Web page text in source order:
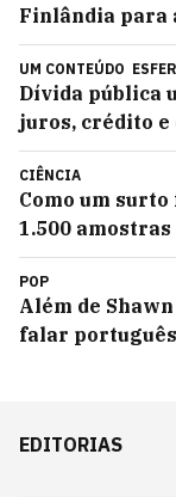
Finlândia para
UM CONTEÚDO
Dívida pública
juros, crédito e
CIÊNCIA
Como um
1.500
POP
Além de
falar português
EDITORIAS